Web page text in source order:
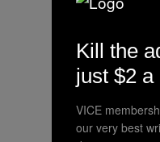
Acești copii
fotografia, toți
propoziție:
puteau
Kill the
just $2 a
VICE
our very best